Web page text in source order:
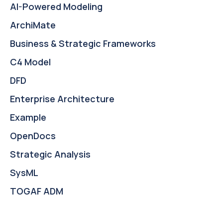
AI-Powered Modeling
ArchiMate
Business & Strategic Frameworks
C4 Model
DFD
Enterprise Architecture
Example
OpenDocs
Strategic Analysis
SysML
TOGAF ADM